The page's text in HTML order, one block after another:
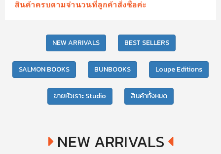
สินค้าครบตามจำนวนที่ลูกค้าสั่งซื้อค่ะ
NEW ARRIVALS BEST SELLERS
SALMON BOOKS BUNBOOKS Loupe Editions
ขายหัวเราะ Studio สินค้าทั้งหมด
NEW ARRIVALS